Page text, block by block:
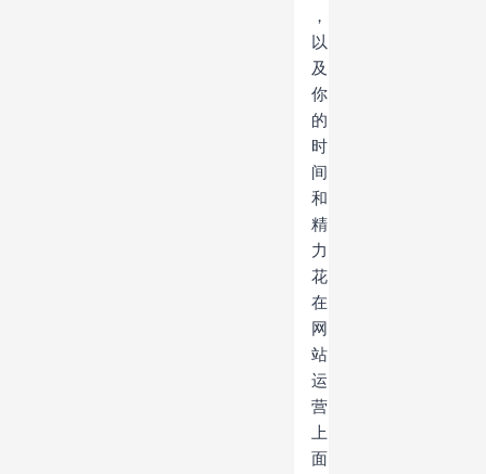
，
以
及
你
的
时
间
和
精
力
花
在
网
站
运
营
上
面